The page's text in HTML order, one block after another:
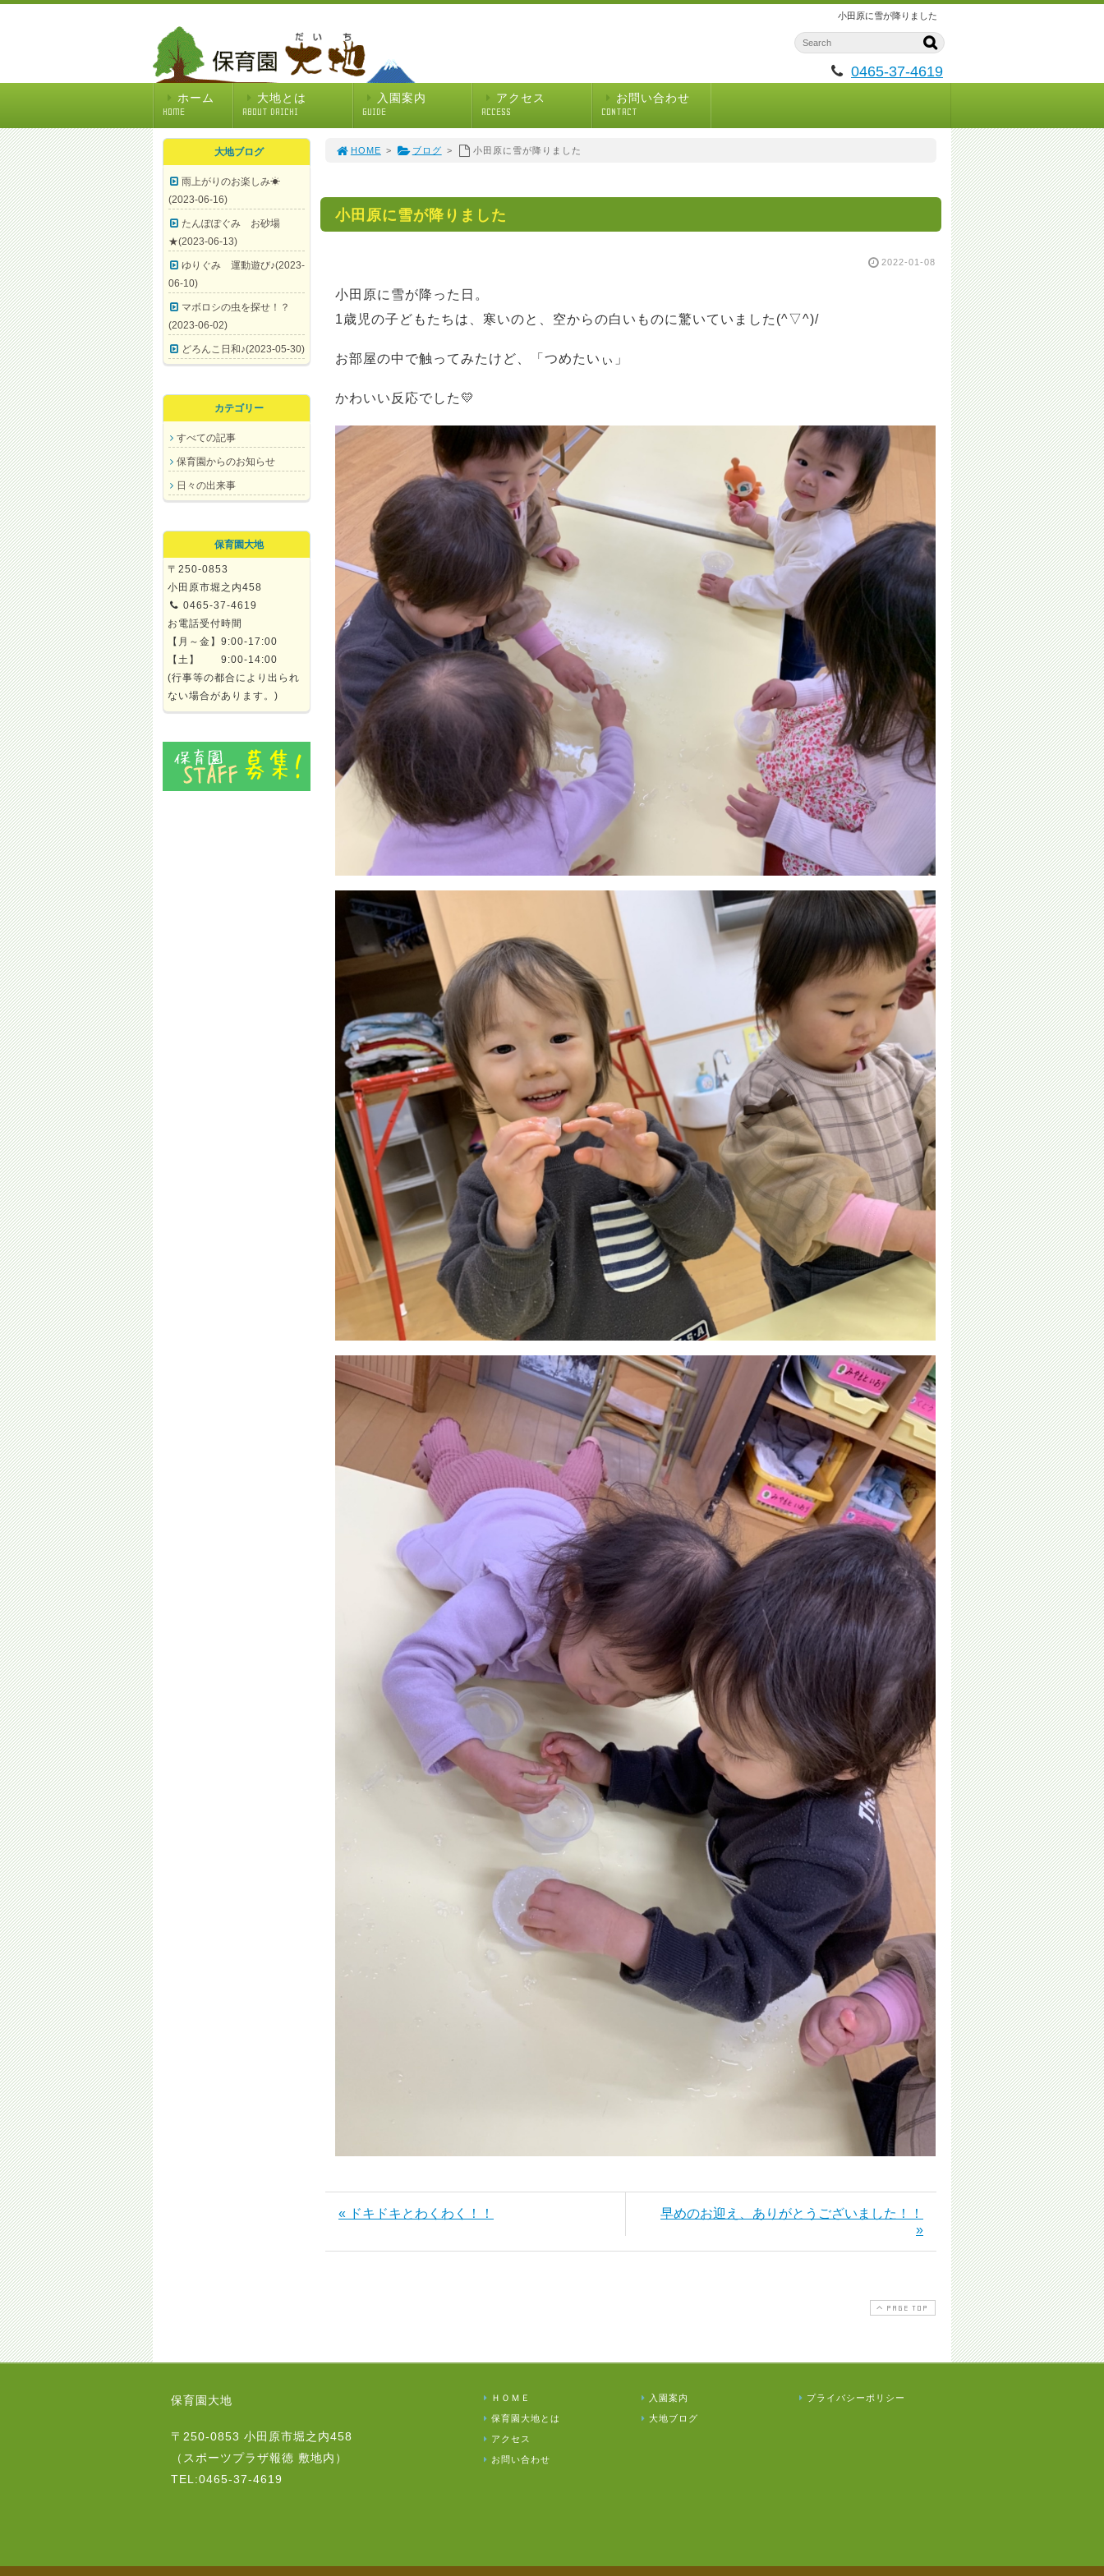
小田原に雪が降りました
0465-37-4619
ホーム
HOME
大地とは
ABOUT DAICHI
入園案内
GUIDE
アクセス
ACCESS
お問い合わせ
CONTACT
HOME > ブログ > 小田原に雪が降りました
小田原に雪が降りました
2022-01-08
小田原に雪が降った日。
1歳児の子どもたちは、寒いのと、空からの白いものに驚いていました(^▽^)/
お部屋の中で触ってみたけど、「つめたいぃ」
かわいい反応でした💛
« ドキドキとわくわく！！
早めのお迎え、ありがとうございました！！
»
PAGE TOP
大地ブログ
雨上がりのお楽しみ☀
(2023-06-16)
たんぽぽぐみ お砂場
★(2023-06-13)
ゆりぐみ 運動遊び♪(2023-
06-10)
マボロシの虫を探せ！？
(2023-06-02)
どろんこ日和♪(2023-05-30)
カテゴリー
すべての記事
保育園からのお知らせ
日々の出来事
保育園大地
〒250-0853
小田原市堀之内458
0465-37-4619
お電話受付時間
【月～金】9:00-17:00
【土】 9:00-14:00
(行事等の都合により出られ
ない場合があります。)
保育園大地
〒250-0853 小田原市堀之内458
（スポーツプラザ報徳 敷地内）
TEL:0465-37-4619
ＨＯＭＥ
保育園大地とは
アクセス
お問い合わせ
入園案内
大地ブログ
プライバシーポリシー